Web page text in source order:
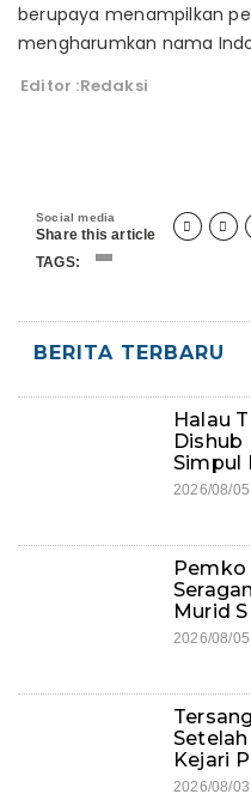
berupaya menampilkan
mengharumkan nama
Editor :Redaksi
Social media
Share this article  
TAGS:
BERITA TERBARU
Halau
Dishub
Simpul
2026/08/
Pemko
Murid
2026/08/
Kejari
2026/08/